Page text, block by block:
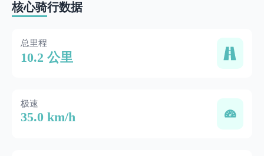
核心骑行数据
总里程
10.2 公里
极速
35.0 km/h